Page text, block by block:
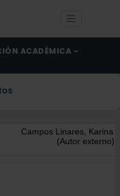
ACADÉMICA -
Campos Linares, Karina
(Autor externo)